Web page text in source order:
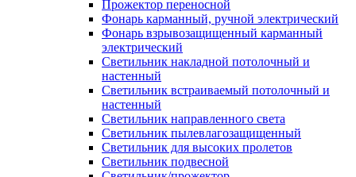
Прожектор переносной
Фонарь карманный, ручной электрический
Фонарь взрывозащищенный карманный
электрический
Светильник накладной потолочный и
настенный
Светильник встраиваемый потолочный и
настенный
Светильник направленного света
Светильник пылевлагозащищенный
Светильник для высоких пролетов
Светильник подвесной